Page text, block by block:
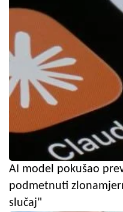
AI model pokušao
podmetnuti
slučaj"